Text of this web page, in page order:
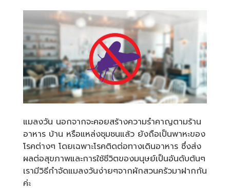
แมลงวัน นอกจากจะคอยสร้างความรำคาญตามร้าน
อาหาร บ้าน หรือแหล่งชุมชนแล้ว ยังถือเป็นพาหะของ
โรคต่างๆ โดยเฉพาะโรคติดต่อทางเดินอาหาร ซึ่งส่ง
ผลต่อสุขภาพและการใช้ชีวิตของมนุษย์เป็นอันดับต้นๆ
เรามีวิธีกำจัดแมลงวันง่ายๆจากผักสวนครัวมาฝากกัน
ค่ะ